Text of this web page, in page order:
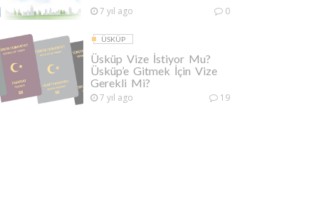
7 yıl ago 0
ÜSKÜP
Üsküp Vize İstiyor Mu?
Üsküp’e Gitmek İçin Vize
Gerekli Mi?
7 yıl ago 19